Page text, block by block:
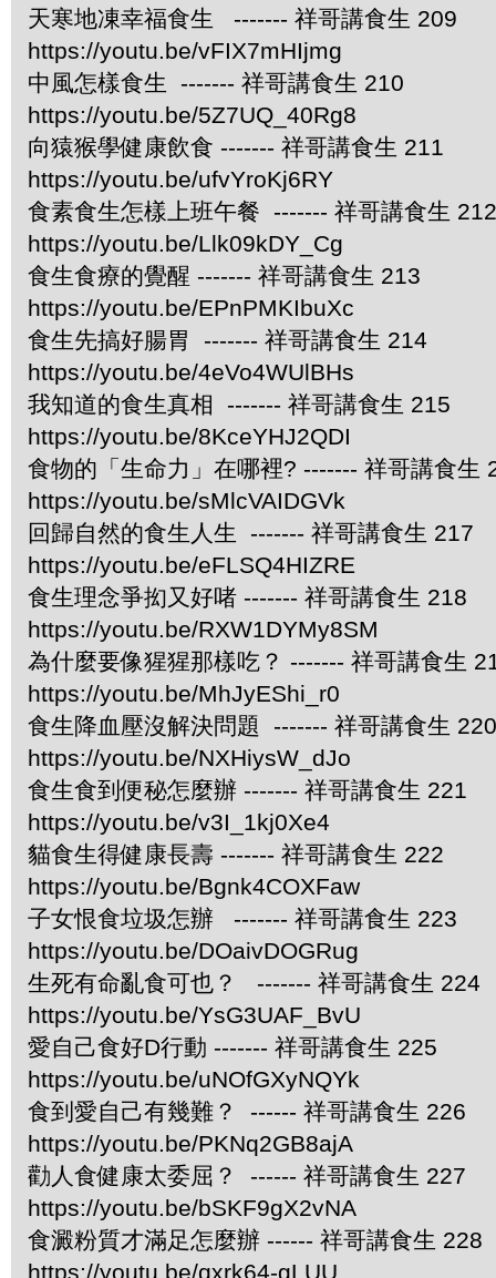
天寒地凍幸福食生 ------- 祥哥講食生 209
https://youtu.be/vFIX7mHIjmg
中風怎樣食生 ------- 祥哥講食生 210
https://youtu.be/5Z7UQ_40Rg8
向猿猴學健康飲食 ------- 祥哥講食生 211
https://youtu.be/ufvYroKj6RY
食素食生怎樣上班午餐 ------- 祥哥講食生 212
https://youtu.be/Llk09kDY_Cg
食生食療的覺醒 ------- 祥哥講食生 213
https://youtu.be/EPnPMKIbuXc
食生先搞好腸胃 ------- 祥哥講食生 214
https://youtu.be/4eVo4WUlBHs
我知道的食生真相 ------- 祥哥講食生 215
https://youtu.be/8KceYHJ2QDI
食物的「生命力」在哪裡? ------- 祥哥講食生
https://youtu.be/sMlcVAIDGVk
回歸自然的食生人生 ------- 祥哥講食生 217
https://youtu.be/eFLSQ4HIZRE
食生理念爭抝又好啫 ------- 祥哥講食生 218
https://youtu.be/RXW1DYMy8SM
為什麼要像猩猩那樣吃？ ------- 祥哥講食生
https://youtu.be/MhJyEShi_r0
食生降血壓沒解決問題 ------- 祥哥講食生 220
https://youtu.be/NXHiysW_dJo
食生食到便秘怎麼辦 ------- 祥哥講食生 221
https://youtu.be/v3I_1kj0Xe4
貓食生得健康長壽 ------- 祥哥講食生 222
https://youtu.be/Bgnk4COXFaw
子女恨食垃圾怎辦 ------- 祥哥講食生 223
https://youtu.be/DOaivDOGRug
生死有命亂食可也？ ------- 祥哥講食生 224
https://youtu.be/YsG3UAF_BvU
愛自己食好D行動 ------- 祥哥講食生 225
https://youtu.be/uNOfGXyNQYk
食到愛自己有幾難？ ------ 祥哥講食生 226
https://youtu.be/PKNq2GB8ajA
勸人食健康太委屈？ ------ 祥哥講食生 227
https://youtu.be/bSKF9gX2vNA
食澱粉質才滿足怎麼辦 ------ 祥哥講食生 228
https://youtu.be/qxrk64-gLUU